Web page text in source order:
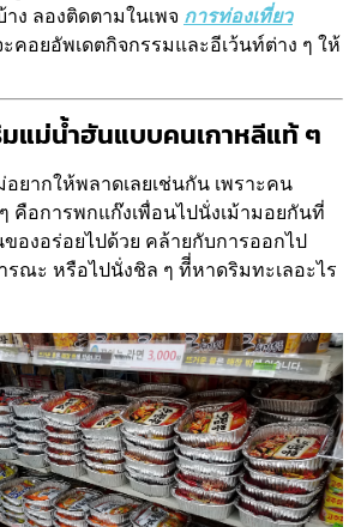
ง ลองติดตามในเพจ การท่องเที่ยว
คอยอัพเดตกิจกรรมและอีเว้นท์ต่าง ๆ ให้
แม่น้ำฮันแบบคนเกาหลีแท้ ๆ
ยากให้พลาดเลยเช่นกัน เพราะคน
คือการพกแก๊งเพื่อนไปนั่งเม้ามอยกันที่
องอร่อยไปด้วย คล้ายกับการออกไป
ณะ หรือไปนั่งชิล ๆ ทีี่หาดริมทะเลอะไร